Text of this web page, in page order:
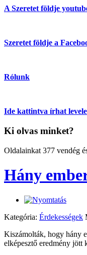
A Szeretet földje
Szeretet földje a
Rólunk
Ide kattintva írhat
Ki olvas minket?
Oldalainkat 377 vendég
Hány
Kategória: Érdekességek
Kiszámolták, hogy hány
elképesztő eredmény jött